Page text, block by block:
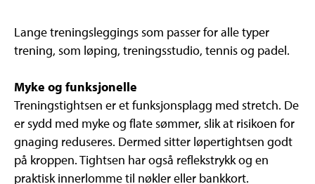
Lange treningsleggings som passer for alle typer
trening, som løping, treningsstudio, tennis og padel.
Myke og funksjonelle
Treningstightsen er et funksjonsplagg med stretch. De
er sydd med myke og flate sømmer, slik at risikoen for
gnaging reduseres. Dermed sitter løpertightsen godt
på kroppen. Tightsen har også reflekstrykk og en
praktisk innerlomme til nøkler eller bankkort.